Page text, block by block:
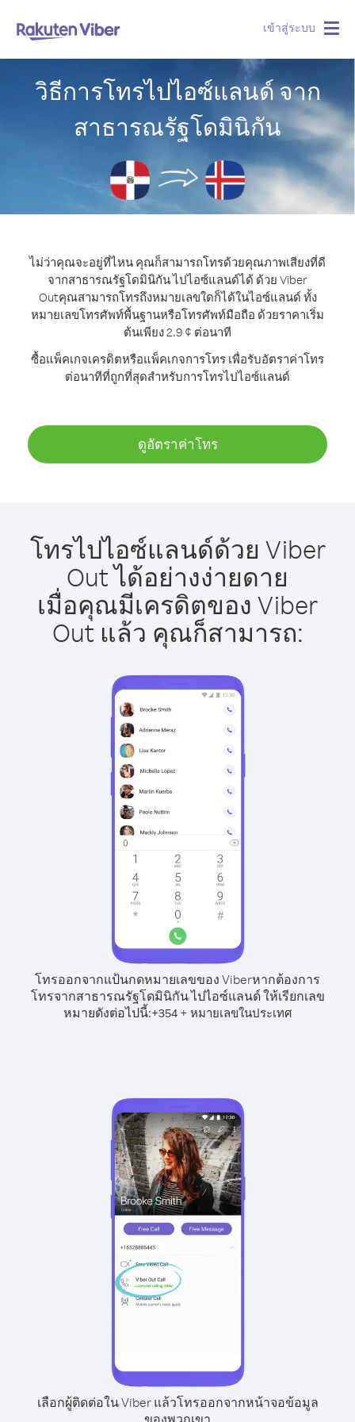
เข้าสู่ระบบ
วิธีการโทรไปไอซ์แลนด์ จาก
สาธารณรัฐโดมินิกัน
ไม่ว่าคุณจะอยู่ที่ไหน คุณก็สามารถโทรด้วยคุณภาพเสียงที่ดี
จากสาธารณรัฐโดมินิกัน ไปไอซ์แลนด์ได้ ด้วย Viber
Outคุณสามารถโทรถึงหมายเลขใดก็ได้ในไอซ์แลนด์ ทั้ง
หมายเลขโทรศัพท์พื้นฐานหรือโทรศัพท์มือถือ ด้วยราคาเริ่ม
ต้นเพียง 2.9 ¢ ต่อนาที
ซื้อแพ็คเกจเครดิตหรือแพ็คเกจการโทร เพื่อรับอัตราค่าโทร
ต่อนาทีที่ถูกที่สุดสำหรับการโทรไปไอซ์แลนด์
ดูอัตราค่าโทร
โทรไปไอซ์แลนด์ด้วย Viber
Out ได้อย่างง่ายดาย
เมื่อคุณมีเครดิตของ Viber
Out แล้ว คุณก็สามารถ:
โทรออกจากแป้นกดหมายเลขของ Viberหากต้องการ
โทรจากสาธารณรัฐโดมินิกัน ไปไอซ์แลนด์ ให้เรียกเลข
หมายดังต่อไปนี้:+354+ หมายเลขในประเทศ
เลือกผู้ติดต่อใน Viber แล้วโทรออกจากหน้าจอข้อมูล
ของพวกเขา